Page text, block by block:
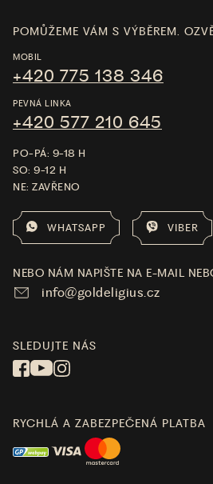
POMŮŽEME VÁM S VÝBĚREM.
MOBIL
+420 775 138 346
PEVNÁ LINKA
+420 577 210 645
PO-PÁ: 9-18 H
SO: 9-12 H
NE: ZAVŘENO
WHATSAPP VIBER
NEBO NÁM NAPIŠTE NA E-MAIL
info@goldeligius.cz
SLEDUJTE NÁS
RYCHLÁ A ZABEZPEČENÁ PLATBA